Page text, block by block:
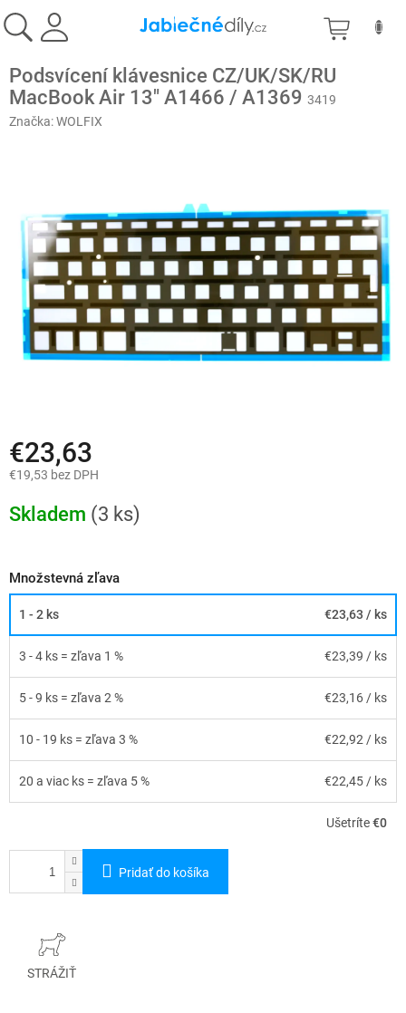
na
obsah
Podsvícení klávesnice CZ/UK/SK/RU
MacBook Air 13" A1466 / A1369 3419
Značka:WOLFIX
€23,63
€19,53 bez DPH
cena:
Skladem (3 ks)
Množstevná zľava
1 - 2 ks €23,63 / ks
3 - 4 ks = zľava 1 % €23,39 / ks
5 - 9 ks = zľava 2 % €23,16/ ks
10 - 19 ks = zľava 3 % €22,92/ ks
20 a viac ks = zľava 5 % €22,45/ ks
Ušetríte€0
Pridať do košíka
STRÁŽIŤ